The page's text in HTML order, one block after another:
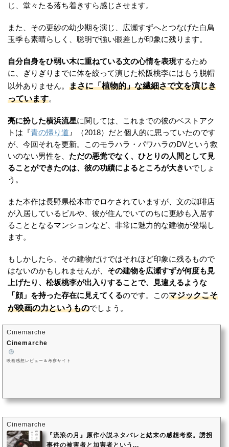
じ、堂々たる落ち着きすら感じさせます。
また、その更紗の幼少期を演じ、広瀬すずへとつなげた白鳥
玉季も素晴らしく、聡明で強い眼差しが印象に残ります。
自分自身をひ弱い木に重ねている文の心情を表現するため
に、ぎりぎりまでに体を絞って演じた松阪桃李にはもう脱帽
以外ありません。 まさに「植物的」な繊細さで文を演じき
っています。
亮に扮した横浜流星に関しては、これまでの彼のベストアク
トは『青の帰り道 』（2018）だと個人的に思っていたのです
が、今回それを更新。このモラハラ・パワハラのDVという救
いのない男性を、 ただの悪党でなく、ひとりの人間として見
ることができたのは、彼の功績によるところが大きいでしょ
う。
また本作は長野県松本市でロケされていますが、文の珈琲店
が入居しているビルや、彼が住んでいてのちに更紗も入居す
ることとなるマンションなど、非常に魅力的な建物が登場し
ます。
もしかしたら、その建物だけではそれほど印象に残るもので
はないのかもしれませんが、 その建物を広瀬すずが何度も見
上げたり、松坂桃李が出入りすることで、見違えるような
「顔」を持った存在に見えてくるのです。このマジックこそ
が映画の力というものでしょう。
Cinemarche
Cinemarche
映画感想レビュー＆考察サイト
Cinemarche
『流浪の月』原作小説ネタバレと結末の感想考察。誘拐
事件の被害者と加害者という...